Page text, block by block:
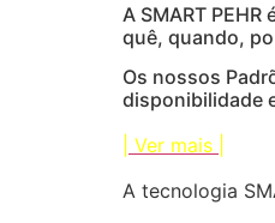
A SMART
quê, quando,
Os nossos
disponibilidade
| Ver mais |
A tecnologia